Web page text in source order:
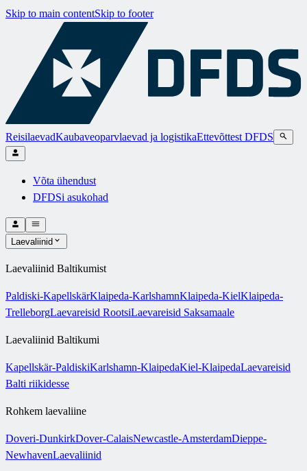
Skip to main contentSkip to footer
ReisilaevadKaubaveoparvlaevad ja logistikaEttevõttest DFDS
Võta ühendust
DFDSi asukohad
Laevaliinid
Laevaliinid Baltikumist
Paldiski-KapellskärKlaipeda-KarlshamnKlaipeda-KielKlaipeda-
TrelleborgLaevareisid RootsiLaevareisid Saksamaale
Laevaliinid Baltikumi
Kapellskär-PaldiskiKarlshamn-KlaipedaKiel-KlaipedaLaevareisid
Balti riikidesse
Rohkem laevaliine
Doveri-DunkirkDover-CalaisNewcastle-AmsterdamDieppe-
NewhavenLaevaliinid